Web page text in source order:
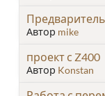
Автор mike
проект с Z400
Автор Konstan